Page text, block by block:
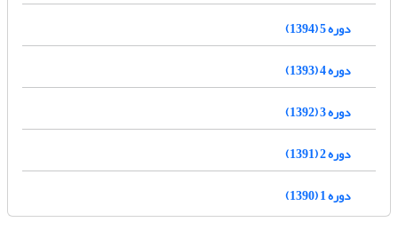
دوره 5 (1394)
دوره 4 (1393)
دوره 3 (1392)
دوره 2 (1391)
دوره 1 (1390)